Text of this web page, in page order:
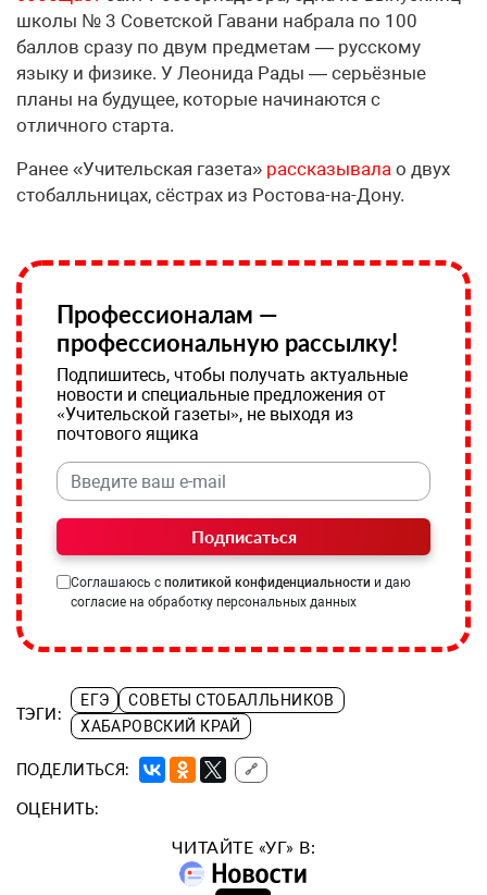
школы № 3 Советской Гавани набрала по 100
баллов сразу по двум предметам — русскому
языку и физике. У Леонида Рады — серьёзные
планы на будущее, которые начинаются с
отличного старта.
Ранее «Учительская газета» рассказывала о двух
стобалльницах, сёстрах из Ростова-на-Дону.
Профессионалам —
профессиональную рассылку!
Подпишитесь, чтобы получать актуальные
новости и специальные предложения от
«Учительской газеты», не выходя из
почтового ящика
Подписаться
Соглашаюсь с политикой конфиденциальности и даю
согласие на обработку персональных данных
ТЭГИ:
ЕГЭ
СОВЕТЫ СТОБАЛЛЬНИКОВ
ХАБАРОВСКИЙ КРАЙ
ПОДЕЛИТЬСЯ: 🔗
ОЦЕНИТЬ:
ЧИТАЙТЕ «УГ» В: